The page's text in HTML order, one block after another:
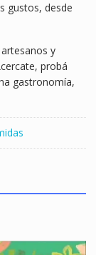
gustos, desde
y
probá
gastronomía,